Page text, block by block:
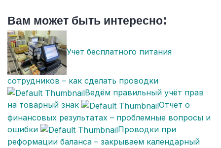
Вам может быть интересно:
Учет бесплатного питания
сотрудников – как сделать проводки
Ведём правильный учёт прав
на товарный знак
Отчет о
финансовых результатах – проблемные вопросы и
ошибки
Проводки при
реформации баланса – закрываем календарный